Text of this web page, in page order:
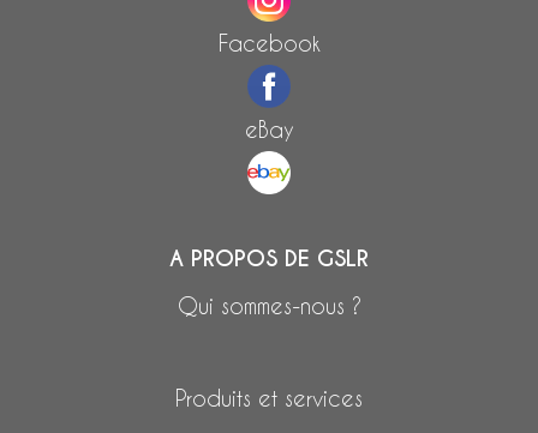
Facebook
eBay
A PROPOS DE GSLR
Qui sommes-nous ?
Produits et services